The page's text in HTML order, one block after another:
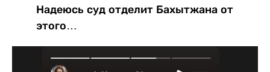
Надеюсь суд отделит Бахытжана от
этого…